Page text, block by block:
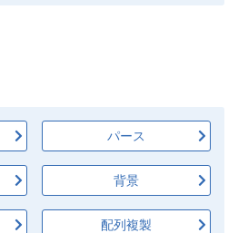
パース
背景
配列複製